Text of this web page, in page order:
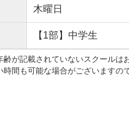
木曜日
【1部】中学生
が記載されていないスクールは
間も可能な場合がございますの